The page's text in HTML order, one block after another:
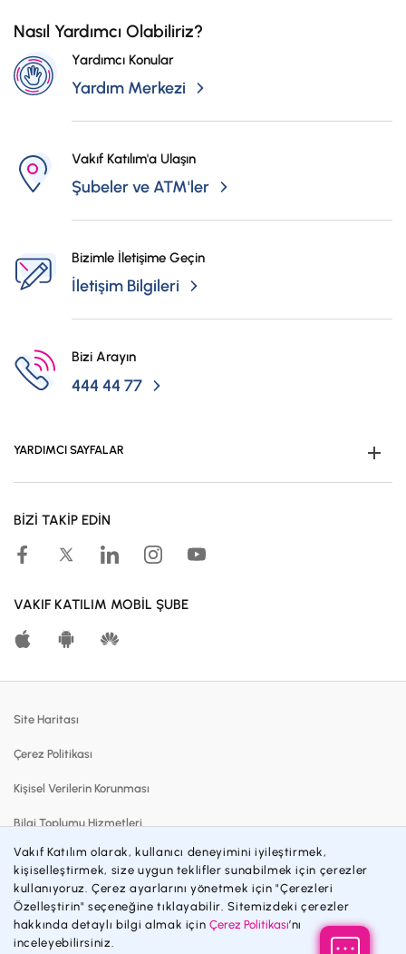
Nasıl Yardımcı Olabiliriz?
Yardımcı Konular
Yardım Merkezi
Vakıf Katılım'a Ulaşın
Şubeler ve ATM'ler
Bizimle İletişime Geçin
İletişim Bilgileri
Bizi Arayın
444 44 77
YARDIMCI SAYFALAR
Kampanyalar
Hesaplama Araçları
Katılma Hesapları
Katılım Bankacılığı
İnsan Kaynakları
Özel Durum Açıklamaları
BİZİ TAKİP EDİN
VAKIF KATILIM MOBİL ŞUBE
Site Haritası
Çerez Politikası
Kişisel Verilerin Korunması
Bilgi Toplumu Hizmetleri
Sözleşmeler ve Formlar
Gizlilik Politikası
Engelsiz Bankacılık
Vakıf Katılım olarak, kullanıcı deneyimini iyileştirmek,
kişiselleştirmek, size uygun teklifler sunabilmek için çerezler
kullanıyoruz. Çerez ayarlarını yönetmek için "Çerezleri
Özelleştirin" seçeneğine tıklayabilir. Sitemizdeki çerezler
hakkında detaylı bilgi almak içinÇerez Politikası’nı
inceleyebilirsiniz.